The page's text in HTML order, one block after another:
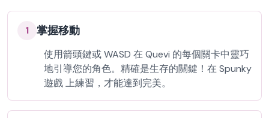
1 掌握移動
使用箭頭鍵或 WASD 在 Quevi 的每個關卡中靈巧
地引導您的角色。精確是生存的關鍵！在 Spunky
遊戲 上練習，才能達到完美。